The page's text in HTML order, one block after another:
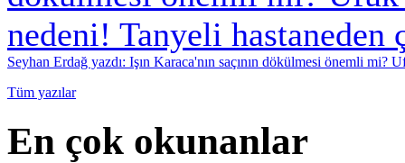
Seyhan Erdağ yazdı: Işın Karaca'nın saçının dökülmesi önemli mi?
Tüm yazılar
En çok okunanlar